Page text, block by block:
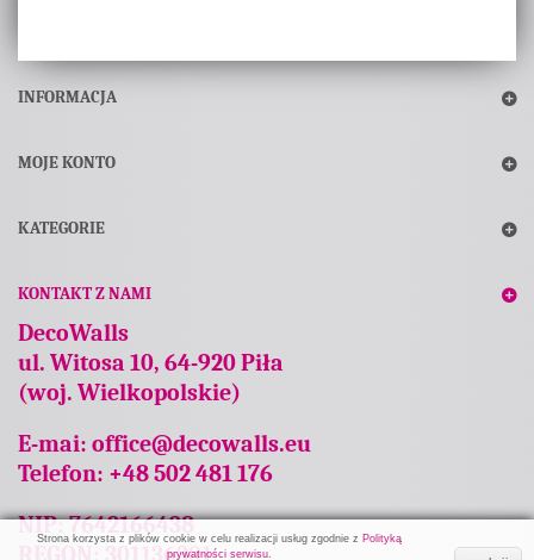
INFORMACJA
MOJE KONTO
KATEGORIE
KONTAKT Z NAMI
DecoWalls
ul. Witosa 10, 64-920 Piła
(woj. Wielkopolskie)
E-mai: office@decowalls.eu
Telefon: +48 502 481 176
NIP: 7642166438
Strona korzysta z plików cookie w celu realizacji usług zgodnie z Polityką
prywatności serwisu.